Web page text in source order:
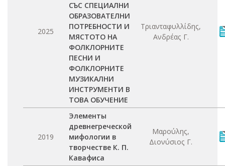
2025
СЪС СПЕЦИАЛНИ
ОБРАЗОВАТЕЛНИ
ПОТРЕБНОСТИ И
МЯСТОТО НА
ФОЛКЛОРНИТЕ
ПЕСНИ И
ФОЛКЛОРНИТЕ
МУЗИКАЛНИ
ИНСТРУМЕНТИ В
ТОВА ОБУЧЕНИЕ
Τριανταφυλλίδης,
Ανδρέας Γ.
2019
Элементы
древнегреческой
мифологии в
творчестве К. П.
Кавафиса
Μαρούλης,
Διονύσιος Γ.